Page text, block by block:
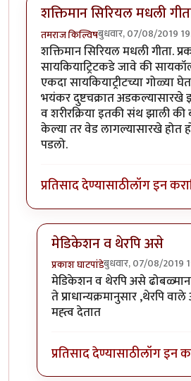
शक्तिमान सिरियल मधली
तमराज किल्विषबुधवार, 07/08/2019
शक्तिमान सिरियल मधली गीता.
सायकियाट्रिटकडे जावे की
एकदा सायकियाट्रीटच्या गोळ्या
भयंकर दुष्टचक्रात अडकल्यासारखे
व शरीरक्रिया इतकी संथ झाली
केल्या तर वेड लागल्यासारखे होत
पडलो.
प्रतिसाद देण्यासाठीलॉग इन करा
मेडिकेशन व थेरपि असे
प्रकाश घाटपांडेबुधवार, 07/08/2019
In reply toशक्तिमान सिरियल
मेडिकेशन व थेरपि असे
ते प्राधान्यक्रमानुसार ,थेरपि
मह्त्व देतात
प्रतिसाद देण्यासाठीलॉग इन